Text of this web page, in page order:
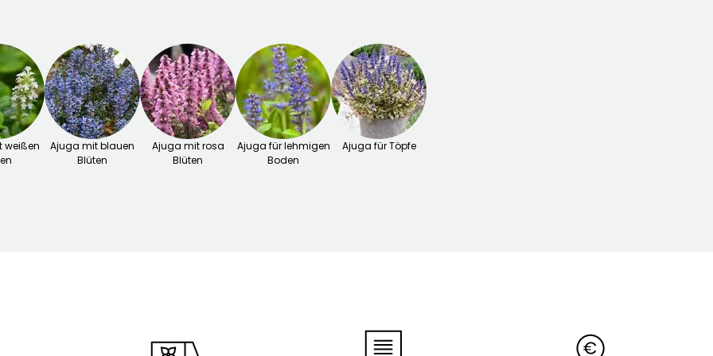
weißen
Ajuga mit blauen
Blüten
Ajuga mit rosa
Blüten
Ajuga für lehmigen
Boden
Ajuga für Töpfe